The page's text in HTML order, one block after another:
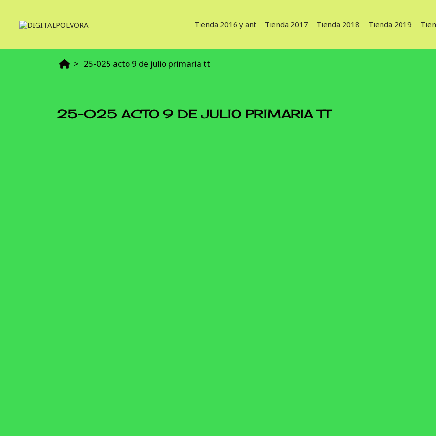
Tienda 2016 y ant Tienda 2017 Tienda 2018 Tienda 2019
25-025 acto 9 de julio primaria tt
25-025 ACTO 9 DE JULIO PRIMARIA TT